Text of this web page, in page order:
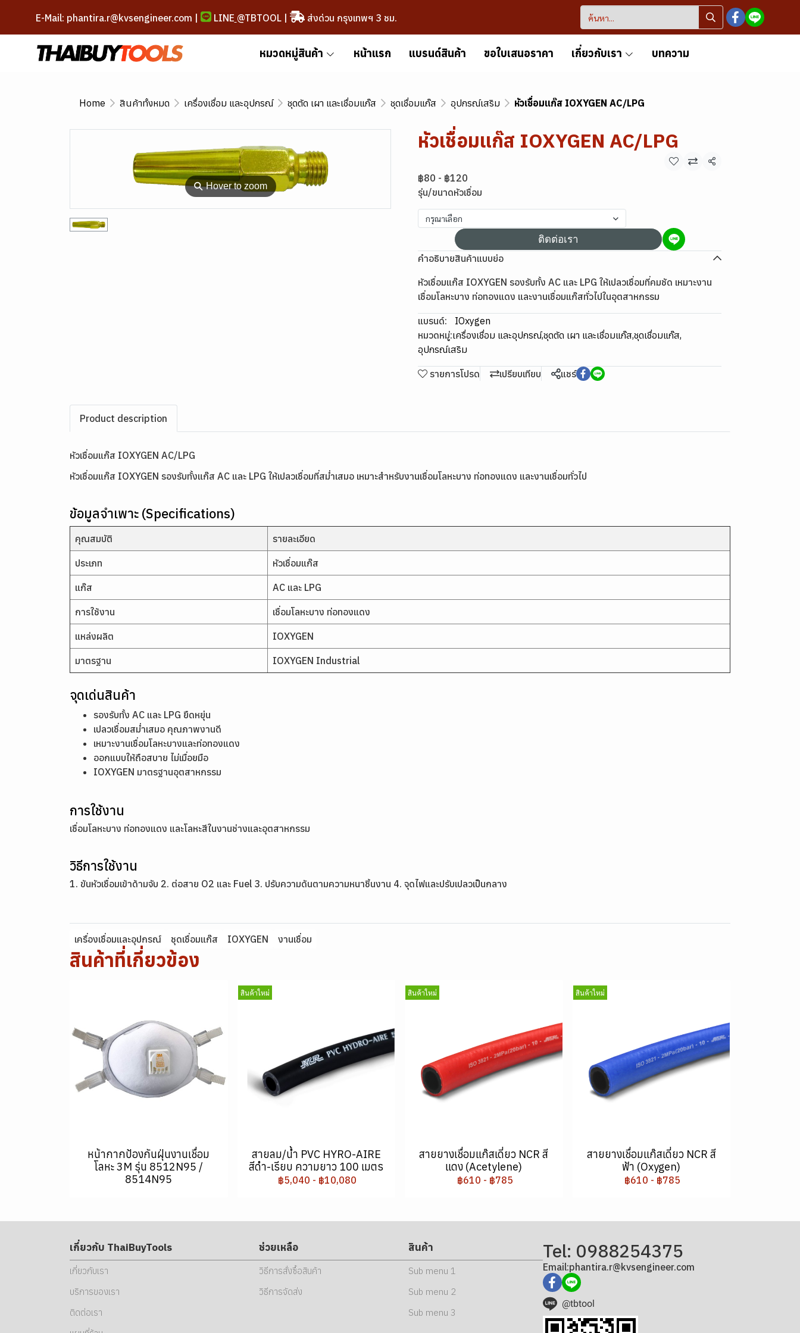
E-Mail: phantira.r@kvsengineer.com | LINE @TBTOOL| ส่งด่วน กรุงเทพฯ 3 ชม.
หมวดหมู่สินค้า หน้าแรก แบรนด์สินค้า ขอใบเสนอราคา เกี่ยวกับเรา บทความ
Home สินค้าทั้งหมด เครื่องเชื่อม และอุปกรณ์ ชุดตัด เผา และเชื่อมแก๊ส ชุดเชื่อมแก๊ส อุปกรณ์เสริม หัวเชื่อมแก๊ส IOXYGEN AC/LPG
⚲Hover to zoom
หัวเชื่อมแก๊ส IOXYGEN AC/LPG
แชร์
฿80 - ฿120
รุ่น/ขนาดหัวเชื่อม
กรุณาเลือก
ติดต่อเรา
คำอธิบายสินค้าแบบย่อ
หัวเชื่อมแก๊ส IOXYGEN รองรับทั้ง AC และ LPG ให้เปลวเชื่อมที่คมชัด เหมาะงาน
เชื่อมโลหะบาง ท่อทองแดง และงานเชื่อมแก๊สทั่วไปในอุตสาหกรรม
แบรนด์:
IOxygen
หมวดหมู่:เครื่องเชื่อม และอุปกรณ์,ชุดตัด เผา และเชื่อมแก๊ส,ชุดเชื่อมแก๊ส,
อุปกรณ์เสริม
รายการโปรด เปรียบเทียบ แชร์
Product description
หัวเชื่อมแก๊ส IOXYGEN AC/LPG
หัวเชื่อมแก๊ส IOXYGEN รองรับทั้งแก๊ส AC และ LPG ให้เปลวเชื่อมที่สม่ำเสมอ เหมาะสำหรับงานเชื่อมโลหะบาง ท่อทองแดง และงานเชื่อมทั่วไป
ข้อมูลจำเพาะ (Specifications)
คุณสมบัติ รายละเอียด
ประเภท หัวเชื่อมแก๊ส
แก๊ส AC และ LPG
การใช้งาน เชื่อมโลหะบาง ท่อทองแดง
แหล่งผลิต IOXYGEN
มาตรฐาน IOXYGEN Industrial
จุดเด่นสินค้า
รองรับทั้ง AC และ LPG ยืดหยุ่น
เปลวเชื่อมสม่ำเสมอ คุณภาพงานดี
เหมาะงานเชื่อมโลหะบางและท่อทองแดง
ออกแบบให้ถือสบาย ไม่เมื่อยมือ
IOXYGEN มาตรฐานอุตสาหกรรม
การใช้งาน
เชื่อมโลหะบาง ท่อทองแดง และโลหะสีในงานช่างและอุตสาหกรรม
วิธีการใช้งาน
1. ขันหัวเชื่อมเข้าด้ามจับ 2. ต่อสาย O2 และ Fuel 3. ปรับความดันตามความหนาชิ้นงาน 4. จุดไฟและปรับเปลวเป็นกลาง
เครื่องเชื่อมและอุปกรณ์ ชุดเชื่อมแก๊ส IOXYGEN งานเชื่อม
สินค้าที่เกี่ยวข้อง
หน้ากากป้องกันฝุ่นงานเชื่อม
โลหะ 3M รุ่น 8512N95 /
8514N95
สินค้าใหม่
สายลม/น้ำ PVC HYRO-AIRE
สีดำ-เรียบ ความยาว 100 เมตร
฿5,040 - ฿10,080
สินค้าใหม่
สายยางเชื่อมแก๊สเดี่ยว NCR สี
แดง (Acetylene)
฿610 - ฿785
สินค้าใหม่
สายยางเชื่อมแก๊สเดี่ยว NCR สี
ฟ้า (Oxygen)
฿610 - ฿785
เกี่ยวกับ ThaiBuyTools
เกี่ยวกับเรา
บริการของเรา
ติดต่อเรา
ช่วยเหลือ
วิธีการสั่งซื้อสินค้า
วิธีการจัดส่ง
สินค้า
Sub menu 1
Sub menu 2
Sub menu 3
Tel: 0988254375
Email:phantira.r@kvsengineer.com
@tbtool